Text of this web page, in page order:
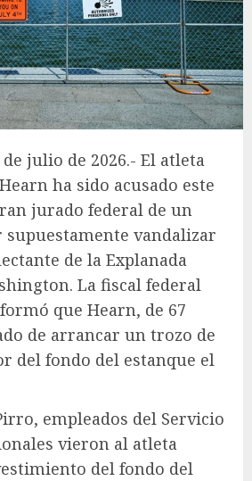
julio de 2026.- El atleta
ha sido acusado este
jurado federal de un
vandalizar
de la Explanada
La fiscal federal
que Hearn, de 67
de arrancar un trozo de
del fondo del estanque el
empleados del Servicio
vieron al atleta
del fondo del